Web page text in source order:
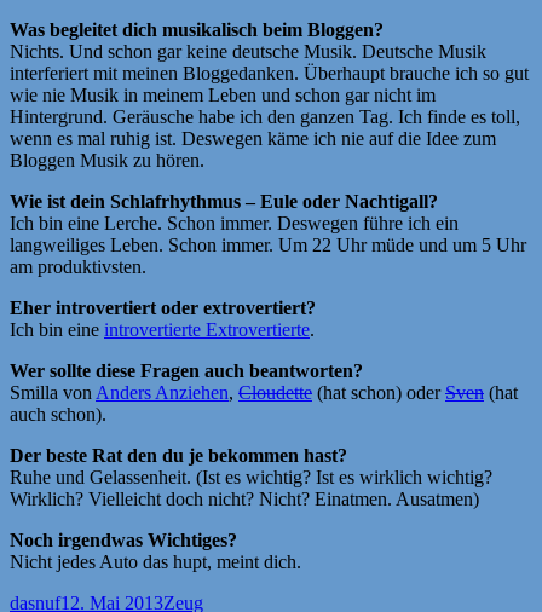
Was begleitet dich musikalisch beim Bloggen?
Nichts. Und schon gar keine deutsche Musik. Deutsche Musik
interferiert mit meinen Bloggedanken. Überhaupt brauche ich so gut
wie nie Musik in meinem Leben und schon gar nicht im
Hintergrund. Geräusche habe ich den ganzen Tag. Ich finde es toll,
wenn es mal ruhig ist. Deswegen käme ich nie auf die Idee zum
Bloggen Musik zu hören.
Wie ist dein Schlafrhythmus – Eule oder Nachtigall?
Ich bin eine Lerche. Schon immer. Deswegen führe ich ein
langweiliges Leben. Schon immer. Um 22 Uhr müde und um 5 Uhr
am produktivsten.
Eher introvertiert oder extrovertiert?
Ich bin eine introvertierte Extrovertierte.
Wer sollte diese Fragen auch beantworten?
Smilla von Anders Anziehen, Cloudette (hat schon) oderSven (hat
auch schon).
Der beste Rat den du je bekommen hast?
Ruhe und Gelassenheit. (Ist es wichtig? Ist es wirklich wichtig?
Wirklich? Vielleicht doch nicht? Nicht? Einatmen. Ausatmen)
Noch irgendwas Wichtiges?
Nicht jedes Auto das hupt, meint dich.
Autor
dasnufVeröffentlicht
12. Mai 2013Kategorien
Zeug